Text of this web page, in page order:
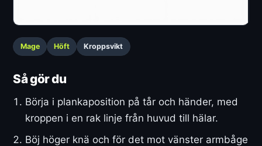
Mage Höft Kroppsvikt
Så gör du
Börja i plankaposition på tår och händer, med
kroppen i en rak linje från huvud till hälar.
Böj höger knä och för det mot vänster armbåge